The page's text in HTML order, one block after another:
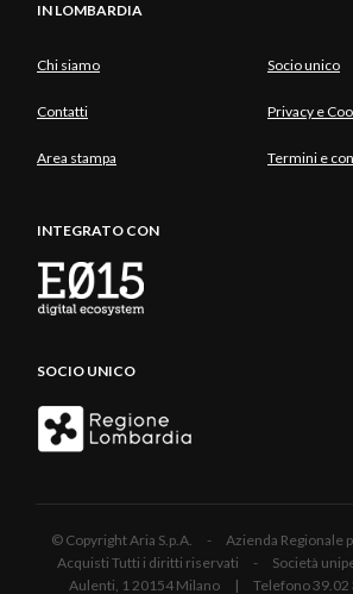
IN LOMBARDIA
Chi siamo Socio unico
Contatti Privacy e
Area stampa Termini e
INTEGRATO CON
SOCIO UNICO
© Copyright Aria S.p.A. - Azienda Regionale
Acquisti Tutti i diritti riservati - Società
Aulenti, 1 20154 Milano | Telefono